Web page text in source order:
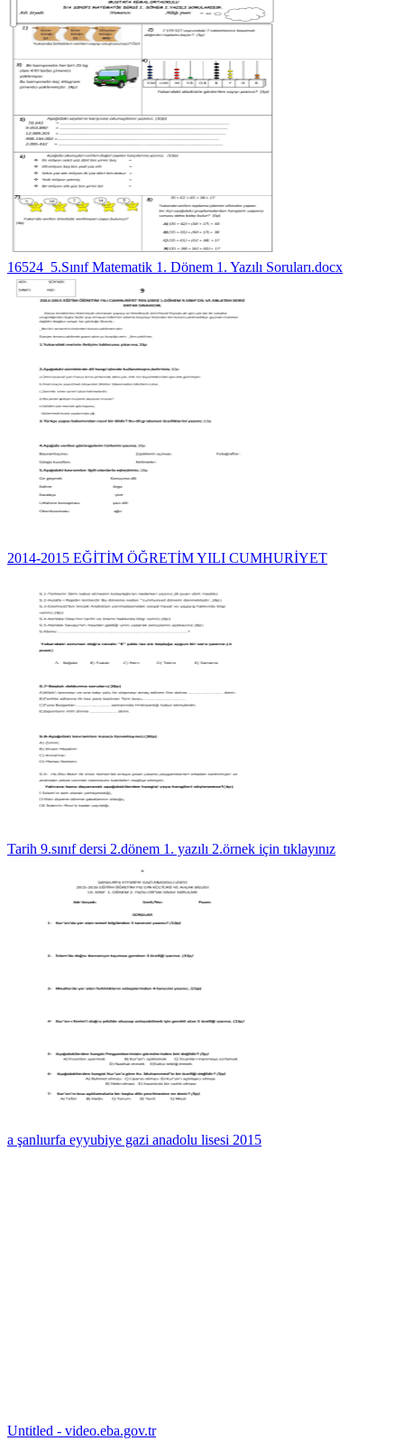
16524_5.Sınıf Matematik 1. Dönem 1. Yazılı Soruları.docx
2014-2015 EĞİTİM ÖĞRETİM YILI CUMHURİYET
Tarih 9.sınıf dersi 2.dönem 1. yazılı 2.örnek için tıklayınız
a şanlıurfa eyyubiye gazi anadolu lisesi 2015
Untitled - video.eba.gov.tr